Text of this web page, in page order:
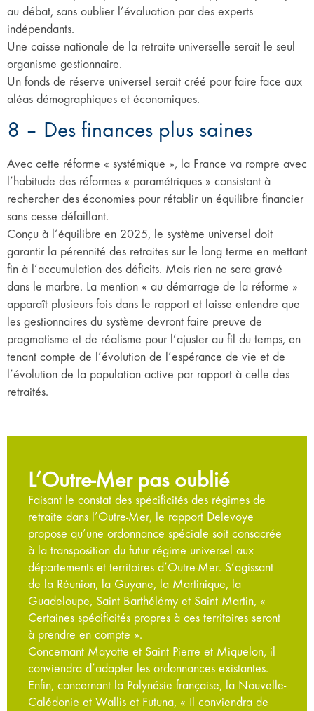
au débat, sans oublier l’évaluation par des experts
indépendants.
Une caisse nationale de la retraite universelle serait le seul
organisme gestionnaire.
Un fonds de réserve universel serait créé pour faire face aux
aléas démographiques et économiques.
8 – Des finances plus saines
Avec cette réforme « systémique », la France va rompre avec
l’habitude des réformes « paramétriques » consistant à
rechercher des économies pour rétablir un équilibre financier
sans cesse défaillant.
Conçu à l’équilibre en 2025, le système universel doit
garantir la pérennité des retraites sur le long terme en mettant
fin à l’accumulation des déficits. Mais rien ne sera gravé
dans le marbre. La mention « au démarrage de la réforme »
apparaît plusieurs fois dans le rapport et laisse entendre que
les gestionnaires du système devront faire preuve de
pragmatisme et de réalisme pour l’ajuster au fil du temps, en
tenant compte de l’évolution de l’espérance de vie et de
l’évolution de la population active par rapport à celle des
retraités.
L’Outre-Mer pas oublié
Faisant le constat des spécificités des régimes de
retraite dans l’Outre-Mer, le rapport Delevoye
propose qu’une ordonnance spéciale soit consacrée
à la transposition du futur régime universel aux
départements et territoires d’Outre-Mer. S’agissant
de la Réunion, la Guyane, la Martinique, la
Guadeloupe, Saint Barthélémy et Saint Martin, «
Certaines spécificités propres à ces territoires seront
à prendre en compte ».
Concernant Mayotte et Saint Pierre et Miquelon, il
conviendra d’adapter les ordonnances existantes.
Enfin, concernant la Polynésie française, la Nouvelle-
Calédonie et Wallis et Futuna, « Il conviendra de